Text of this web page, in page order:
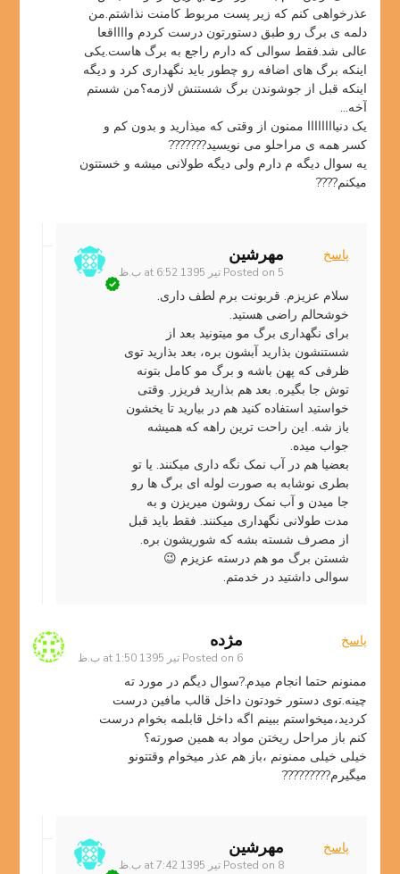
عذرخواهی کنم که زیر پست مربوط کامنت نذاشتم.من
دلمه ی برگ رو طبق دستورتون درست کردم وااااقعا
عالی شد.فقط سوالی که دارم راجع به برگ هاست.یکی
اینکه برگ های اضافه رو چطور باید نگهداری کرد و دیگه
اینکه قبل از جوشوندن برگ شستنش لازمه؟من شستم
آخه…
یک دنیاااااااا ممنون از وقتی که میذارید و بدون کم و
کسر همه ی مراحلو می نویسید???????
یه سوال دیگه م دارم ولی دیگه طولانی میشه و خستتون
میکنم????
مهرشین
Posted on 5 تیر 1395 at 6:52 ب.ظ
پاسخ
سلام عزیزم. قربونت برم لطف داری.
خوشحالم راضی هستید.
برای نگهداری برگ مو میتونید بعد از
شستنشون بذارید آبشون بره، بعد بذارید توی
ظرفی که پهن باشه و برگ مو کامل بتونه
توش جا بگیره. بعد هم بذارید فریزر. وقتی
خواستید استفاده کنید هم در بیارید تا یخشون
باز شه. این راحت ترین راهه که همیشه
جواب میده.
بعضیا هم در آب نمک نگه داری میکنند. یا تو
بطری نوشابه به صورت لوله ای برگ ها رو
جا میدن و آب نمک روشون میریزن و به
مدت طولانی نگهداری میکنند. فقط باید قبل
از مصرف شسته بشه که شوریشون بره.
شستن برگ مو هم درسته عزیزم 😉
سوالی داشتید در خدمتم.
مژده
Posted on 6 تیر 1395 at 1:50 ب.ظ
پاسخ
ممنونم حتما انجام میدم.?سوال دیگم در مورد ته
چینه.توی دستور خودتون داخل قالب مافین درست
کردید،میخواستم ببینم اگه داخل قابلمه بخوام درست
کنم باز مراحل ریختن مواد به همین صورته؟
خیلی خیلی ممنونم ،باز هم عذر میخوام وقتتونو
میگیرم?????????
مهرشین
Posted on 8 تیر 1395 at 7:42 ب.ظ
پاسخ